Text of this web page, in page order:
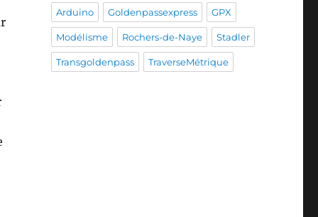
Arduino Goldenpassexpress GPX
Modélisme Rochers-de-Naye Stadler
Transgoldenpass TraverseMétrique